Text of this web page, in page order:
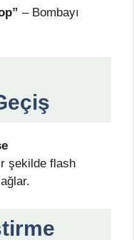
– Bombayı
şekilde flash